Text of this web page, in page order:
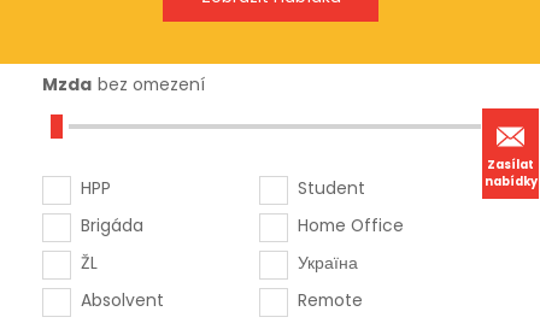
Zasílat
nabídky
Mzda bez omezení
HPP
Brigáda
ŽL
Absolvent
Student
Home Office
Україна
Remote